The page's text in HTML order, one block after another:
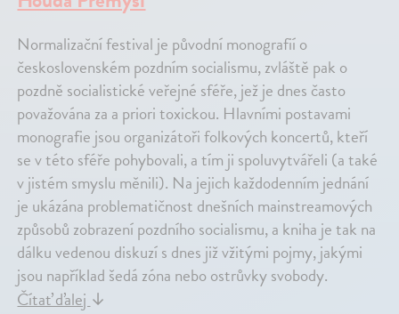
Normalizační festival je původní monografií o
československém pozdním socialismu, zvláště pak o
pozdně socialistické veřejné sféře, jež je dnes často
považována za a priori toxickou. Hlavními postavami
monografie jsou organizátoři folkových koncertů, kteří
se v této sféře pohybovali, a tím ji spoluvytvářeli (a také
v jistém smyslu měnili). Na jejich každodenním jednání
je ukázána problematičnost dnešních mainstreamových
způsobů zobrazení pozdního socialismu, a kniha je tak na
dálku vedenou diskuzí s dnes již vžitými pojmy, jakými
jsou například šedá zóna nebo ostrůvky svobody.
Čítať ďalej↓